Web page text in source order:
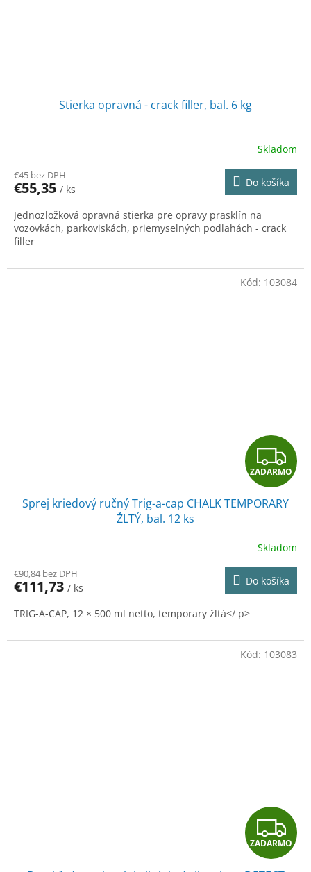
Stierka opravná - crack filler, bal. 6 kg
Skladom
€45 bez DPH
€55,35 / ks
Do košíka
Jednozložková opravná stierka pre opravy prasklín na
vozovkách, parkoviskách, priemyselných podlahách - crack
filler
Z
A
D
A
R
M
ZADARMO
Sprej kriedový ručný Trig-a-cap CHALK TEMPORARY
ŽLTÝ, bal. 12 ks
Skladom
€90,84 bez DPH
€111,73 / ks
Do košíka
TRIG-A-CAP, 12 × 500 ml netto, temporary žltá</ p>
Kód: 103084
Z
A
ZADARMO
Kód: 103083